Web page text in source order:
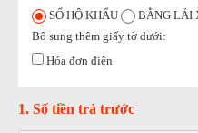
SỔ HỘ KHẨU
BẰNG LÁI
Bổ sung thêm giấy tờ dưới:
Hóa đơn điện
1. Số tiền trả trước